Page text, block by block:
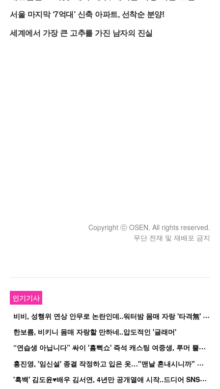
Copyright ⓒ OSEN. All rights reserved.
무단 전재 및 재배포 금지
인기기사
비
비, 성행위 연상 안무로 논란인데..워터밤 몸매 자랑 '타격無' 근황
한보름, 비키니 몸매 자랑할 만하네..압도적인 '글래머'
“
연습생 아닙니다” 싸이 '흠뻑쇼' 즉석 캐스팅 여중생, 루머 뿔났다[Oh!쎈 이...
홍
진영, '임신설' 종결 작정하고 입은 옷…"맨날 혼내시니까" 억울
'
흑백' 김도윤♥배우 김서연, 4년만 공개열애 시작..드디어 SNS에 노출 [핫피...